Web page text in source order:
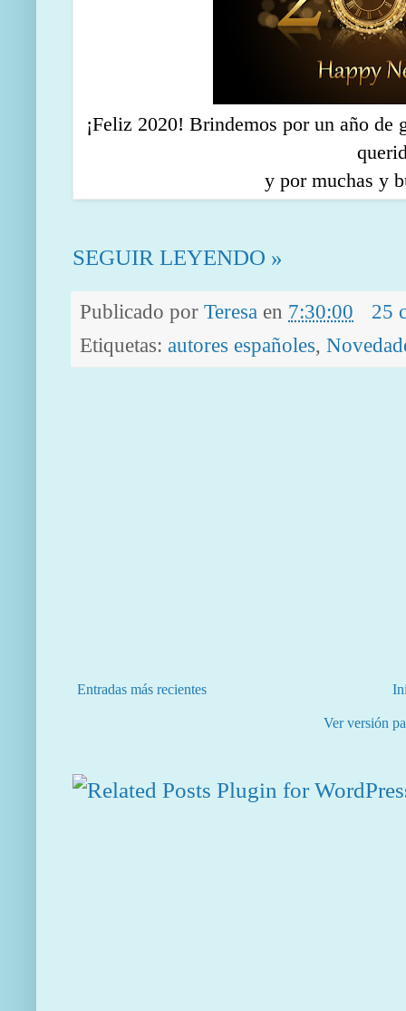
¡Feliz 2020! Brindemos por un año de
y por muchas y
SEGUIR LEYENDO »
Publicado por Teresa en 7:30:00
25
Etiquetas: autores españoles,
Entradas más recientes
Ver versión